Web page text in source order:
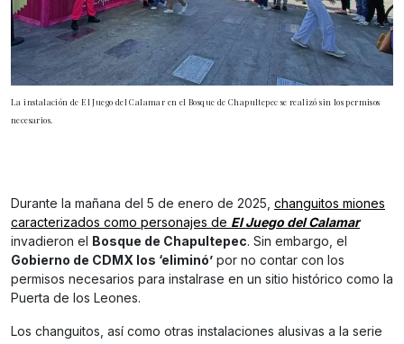
La instalación de El Juego del Calamar en el Bosque de Chapultepec se realizó sin los permisos
necesarios.
Durante la mañana del 5 de enero de 2025, changuitos miones
caracterizados como personajes de El Juego del Calamar
invadieron el
Bosque de Chapultepec. Sin embargo, el
Gobierno de CDMX los ‘eliminó’ por no contar con los
permisos necesarios para instalrase en un sitio histórico como la
Puerta de los Leones.
Los changuitos, así como otras instalaciones alusivas a la serie